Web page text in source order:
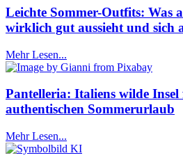
Leichte Sommer-Outfits: Was
wirklich gut aussieht und sich
Mehr Lesen...
Pantelleria: Italiens wilde Insel
authentischen Sommerurlaub
Mehr Lesen...